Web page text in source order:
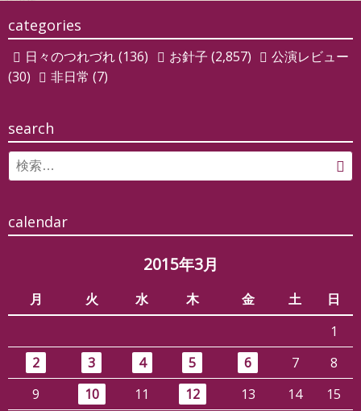
ゲ
ー
シ
ョ
categories
日々のつれづれ(136) お針子 (2,857)
公演レビュー
(30)
非日常 (7)
search
Search
for:
calendar
2015年3月
月 火 水 木 金 土
日
1
2
3 4 5 6 7
8
9
10 11 12 13 14
15